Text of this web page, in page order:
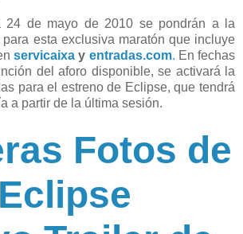
24 de mayo de 2010 se pondrán a la
esta exclusiva maratón que incluye
servicaixa y entradas.com. En fechas
del aforo disponible, se activará la
para el estreno de Eclipse, que tendrá
a partir de la última sesión.
Fotos de
Eclipse